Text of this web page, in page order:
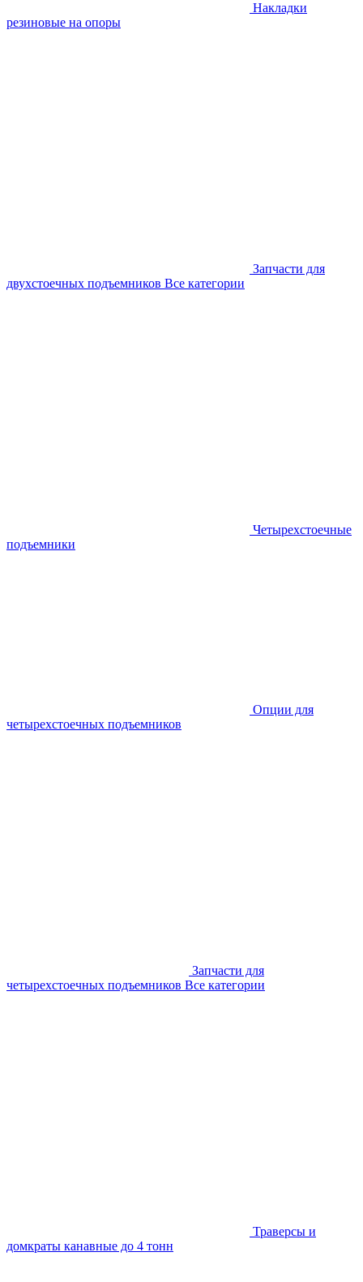
Накладки
резиновые на опоры
Запчасти для
двухстоечных подъемников Все категории
Четырехстоечные
подъемники
Опции для
четырехстоечных подъемников
Запчасти для
четырехстоечных подъемников Все категории
Траверсы и
домкраты канавные до 4 тонн